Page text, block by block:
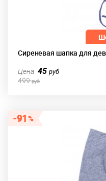
Сиреневая шапка для
Цена 45руб
499руб
91